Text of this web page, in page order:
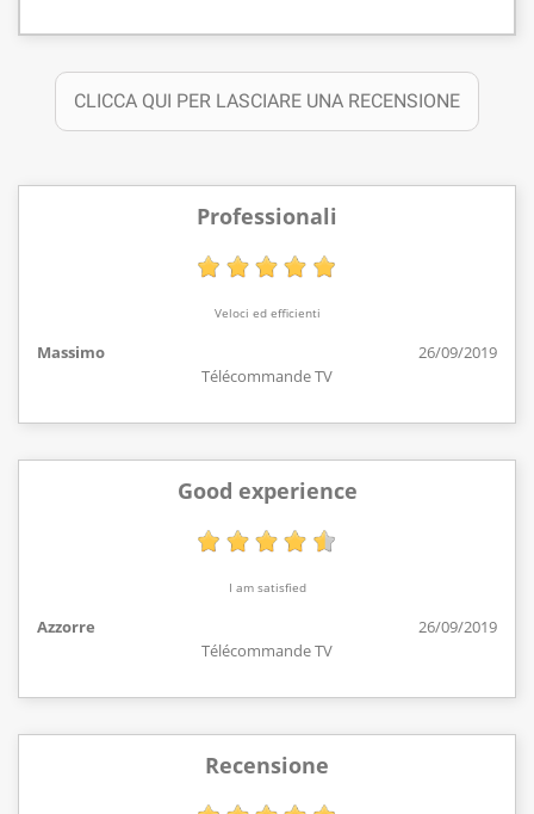
CLICCA QUI PER LASCIARE UNA RECENSIONE
Professionali
Veloci ed efficienti
Massimo
26/09/2019
Télécommande TV
Good experience
I am satisfied
Azzorre
26/09/2019
Télécommande TV
Recensione